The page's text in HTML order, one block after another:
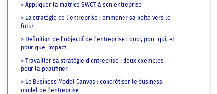
> Appliquer la matrice SWOT à son entreprise
> La stratégie de l’entreprise : emmener sa boîte vers le
futur
> Définition de l’objectif de l’entreprise : quoi, pour qui, et
pour quel impact
> Travailler sa stratégie d’entreprise : deux exemples
pour la peaufiner
> Le Business Model Canvas : concrétiser le business
model de l’entreprise